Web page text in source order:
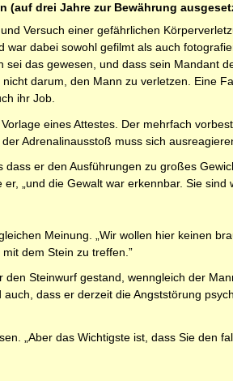
(auf drei Jahre zur Bewährung
Versuch einer gefährlichen
war dabei sowohl gefilmt als auch
sei das gewesen, und dass sein Mandant
darum, den Mann zu verletzen. Eine
ihr Job.
eines Attestes. Der mehrfach
Adrenalinausstoß muss sich
er den Ausführungen zu großes
„und die Gewalt war erkennbar. Sie
Meinung. „Wir wollen hier keinen
dem Stein zu treffen.”
Steinwurf gestand, wenngleich der
dass er derzeit die Angststörung
„Aber das Wichtigste ist, dass Sie den